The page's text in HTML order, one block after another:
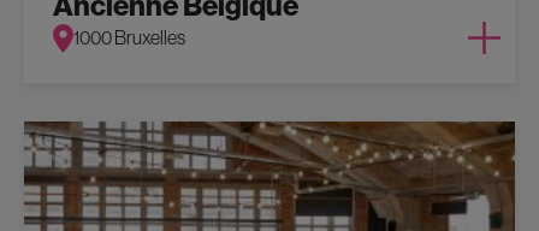
1000 Bruxelles